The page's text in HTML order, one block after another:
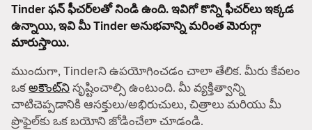
Tinder ఫన్ ఫీచర్‌లతో నిండి ఉంది. ఇవిగో కొన్ని ఫీచర్‌లు ఇక్కడ
ఉన్నాయి, ఇవి మీ Tinder అనుభవాన్ని మరింత మెరుగ్గా
మారుస్తాయి.
ముందుగా, Tinderని ఉపయోగించడం చాలా తేలిక. మీరు కేవలం
ఒకఅకౌంట్‌నిసృష్టించాల్సి ఉంటుంది. మీ వ్యక్తిత్వాన్ని
చాటిచెప్పడానికి ఆసక్తులు/అభిరుచులు, చిత్రాలు మరియు మీ
ప్రొఫైల్‌కు ఒక బయోని జోడించేలా చూడండి.